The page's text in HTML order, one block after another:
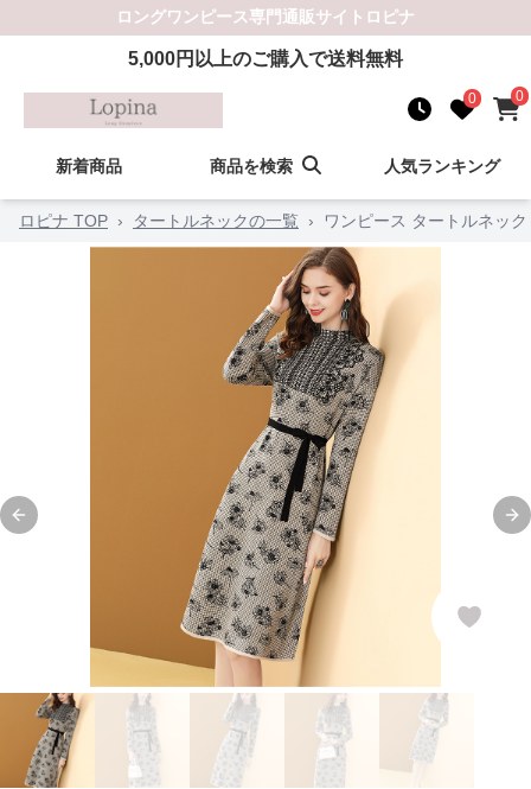
ロングワンピース専門通販サイト ロピナ
5,000円以上のご購入で送料無料
0 0
新着商品 商品を検索 人気ランキング
ロピナ TOP › タートルネックの一覧 › ワンピース タートルネッ
Previous slide